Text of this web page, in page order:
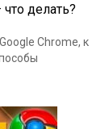
делать?
Chrome, к